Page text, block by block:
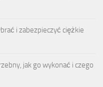
i zabezpieczyć ciężkie
jak go wykonać i czego